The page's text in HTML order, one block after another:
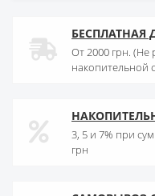
БЕСПЛАТНАЯ
От 2000 грн. (Не
накопительной
3, 5 и 7% при
грн